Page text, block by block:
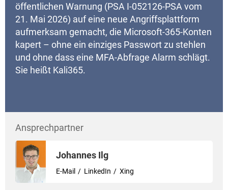
öffentlichen Warnung (PSA I-052126-PSA vom
21. Mai 2026) auf eine neue Angriffsplattform
aufmerksam gemacht, die Microsoft-365-Konten
kapert – ohne ein einziges Passwort zu stehlen
und ohne dass eine MFA-Abfrage Alarm schlägt.
Sie heißt Kali365.
Ansprechpartner
Johannes Ilg
E-Mail LinkedIn Xing